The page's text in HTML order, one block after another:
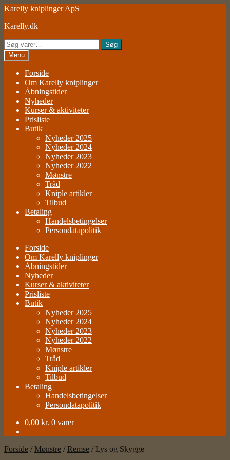
Spring
navigation
Spring
indhold
Karelly kniplinger ApS
Karelly.dk
Søg
efter:
Søg
Menu
Forside
Om Karelly kniplinger
Åbningstider
Nyheder
Kurser & aktiviteter
Prisliste
Butik
Nyheder 2025
Nyheder 2024
Nyheder 2023
Nyheder 2022
Mønstre
Tråd
Kniple artikler
Tilbud
Betaling
Handelsbetingelser
Persondatapolitik
Forside
Om Karelly kniplinger
Åbningstider
Nyheder
Kurser & aktiviteter
Prisliste
Butik
Nyheder 2025
Nyheder 2024
Nyheder 2023
Nyheder 2022
Mønstre
Tråd
Kniple artikler
Tilbud
Betaling
Handelsbetingelser
Persondatapolitik
0,00 kr. 0 varer
Forside / Mønstre / Remse / Lys og Skygge